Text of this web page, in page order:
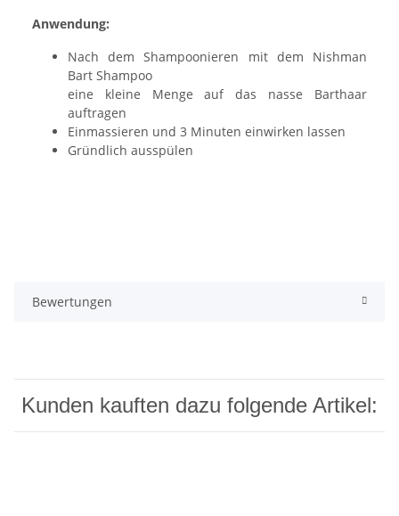
Anwendung:
Nach dem Shampoonieren mit dem Nishman
Bart Shampoo
eine kleine Menge auf das nasse Barthaar
auftragen
Einmassieren und 3 Minuten einwirken lassen
Gründlich ausspülen
Bewertungen
Kunden kauften dazu folgende Artikel: